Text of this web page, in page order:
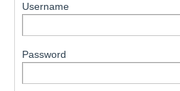
Username
Password